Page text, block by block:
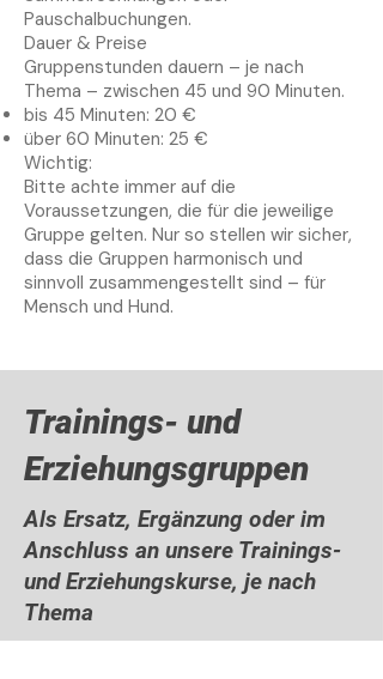
Pauschalbuchungen.
Dauer & Preise
Gruppenstunden dauern – je nach
Thema – zwischen 45 und 90 Minuten.
bis 45 Minuten: 20 €
über 60 Minuten: 25 €
Wichtig:
Bitte achte immer auf die
Voraussetzungen, die für die jeweilige
Gruppe gelten. Nur so stellen wir sicher,
dass die Gruppen harmonisch und
sinnvoll zusammengestellt sind – für
Mensch und Hund.
Trainings- und
Erziehungsgruppen
Als Ersatz, Ergänzung oder im
Anschluss an unsere Trainings-
und Erziehungskurse, je nach
Thema